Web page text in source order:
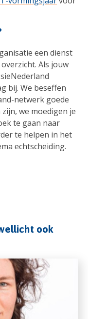
een dienst
Als jouw
bij. We beseffen
netwerk goede
we moedigen je
te gaan naar
te helpen in het
echtscheiding.
ook